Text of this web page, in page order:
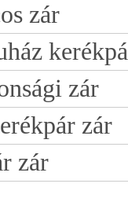
zár
zár
zár
zár